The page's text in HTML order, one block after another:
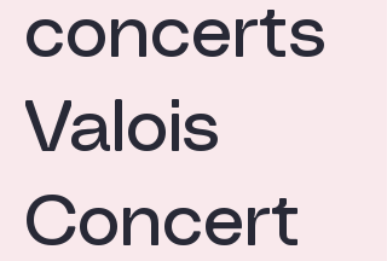
concerts
Valois
Concert